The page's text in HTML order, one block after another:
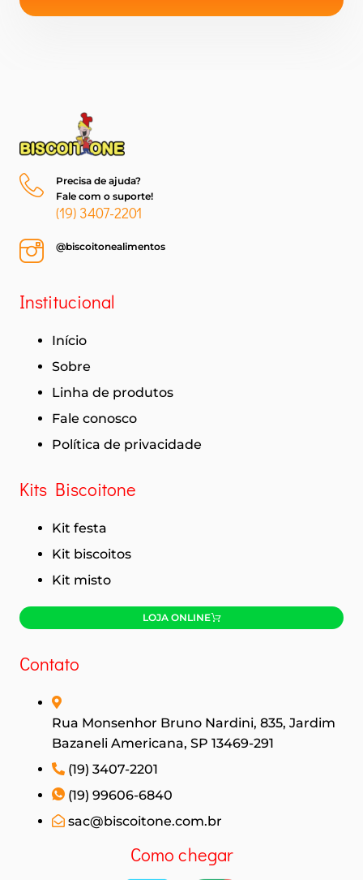
Precisa de ajuda?
Fale com o suporte!
(19) 3407-2201
@biscoitonealimentos
Institucional
Início
Sobre
Linha de produtos
Fale conosco
Política de privacidade
Kits Biscoitone
Kit festa
Kit biscoitos
Kit misto
LOJA ONLINE
Contato
Rua Monsenhor Bruno Nardini, 835, Jardim
Bazaneli Americana, SP 13469-291
(19) 3407-2201
(19) 99606-6840
sac@biscoitone.com.br
Como chegar